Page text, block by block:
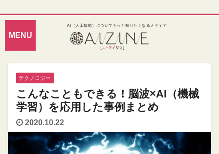
AI（人工知能）についてもっと知りたくなるメディア
テクノロジー
こんなこともできる！脳波×AI（機械
学習）を応用した事例まとめ
2020.10.22